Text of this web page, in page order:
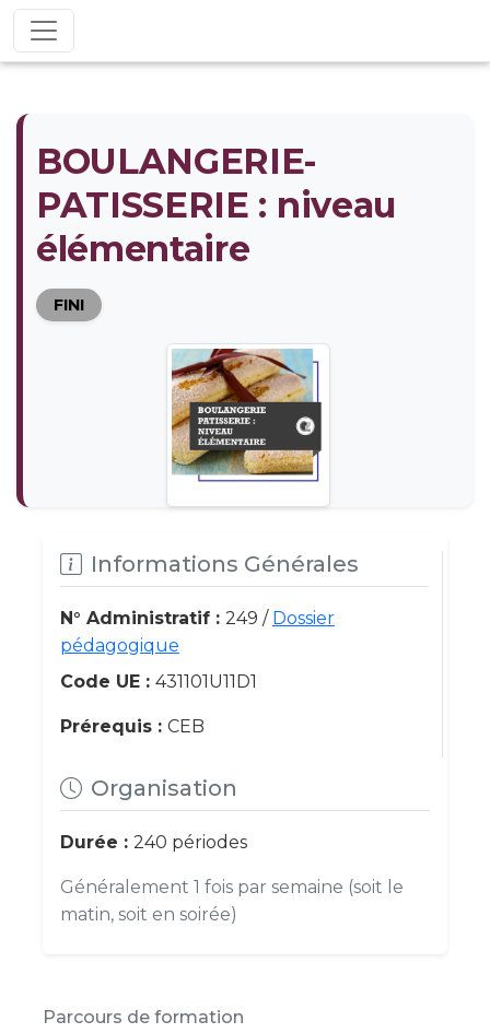
BOULANGERIE-
PATISSERIE : niveau
élémentaire
FINI
Informations Générales
N° Administratif : 249 / Dossier
pédagogique
Code UE : 431101U11D1
Prérequis : CEB
Organisation
Durée : 240 périodes
Généralement 1 fois par semaine (soit le
matin, soit en soirée)
Parcours de formation